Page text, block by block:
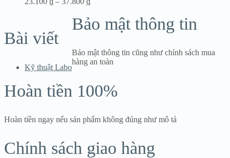
23.100 ₫
Bài viết
Kỹ thuật Labo
Bảo mật thông tin
Bảo mật thông tin cũng như chính sách mua
hàng an toàn
Hoàn tiền 100%
Hoàn tiền ngay nếu sản phẩm không đúng như mô tả
Chính sách giao hàng